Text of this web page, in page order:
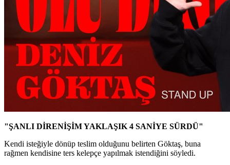
"ŞANLI DİRENİŞİM YAKLAŞIK 4 SANİYE SÜRDÜ"
Kendi isteğiyle dönüp teslim olduğunu belirten Göktaş, buna
rağmen kendisine ters kelepçe yapılmak istendiğini söyledi.